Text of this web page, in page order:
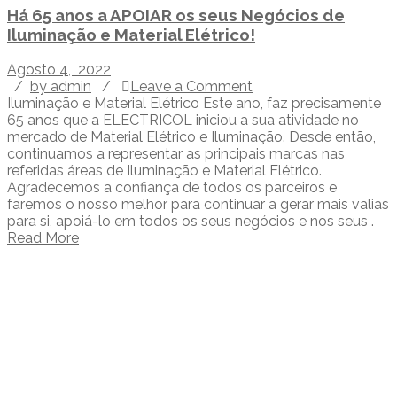
Há 65 anos a APOIAR os seus Negócios de
Iluminação e Material Elétrico!
Agosto 4, 2022
/ by admin /
Leave a Comment
Iluminação e Material Elétrico Este ano, faz precisamente
65 anos que a ELECTRICOL iniciou a sua atividade no
mercado de Material Elétrico e Iluminação. Desde então,
continuamos a representar as principais marcas nas
referidas áreas de Iluminação e Material Elétrico.
Agradecemos a confiança de todos os parceiros e
faremos o nosso melhor para continuar a gerar mais valias
para si, apoiá-lo em todos os seus negócios e nos seus .
Read More